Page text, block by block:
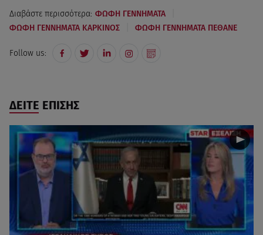
Διαβάστε περισσότερα: ΦΩΦΗ ΓΕΝΝΗΜΑΤΑ
ΦΩΦΗ ΓΕΝΝΗΜΑΤΑ ΚΑΡΚΙΝΟΣ ΦΩΦΗ ΓΕΝΝΗΜΑΤΑ ΠΕΘΑΝΕ
Follow us:
ΔΕΙΤΕ ΕΠΙΣΗΣ